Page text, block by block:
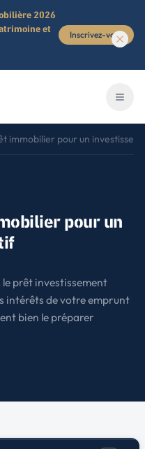
2026
et
Inscrivez-vous
immobilier pour un
pour un
le prêt investissement
intérêts de votre emprunt
bien le préparer